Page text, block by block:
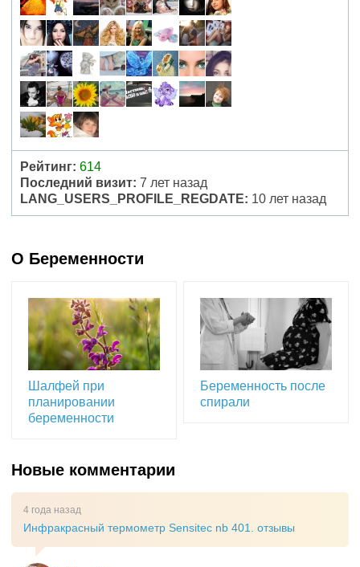
Рейтинг: 614
Последний визит: 7 лет назад
LANG_USERS_PROFILE_REGDATE: 10 лет назад
О Беременности
Шалфей при
планировании
беременности
Беременность после
спирали
Новые комментарии
4 года назад
Инфракрасный термометр Sensitec nb 401. отзывы